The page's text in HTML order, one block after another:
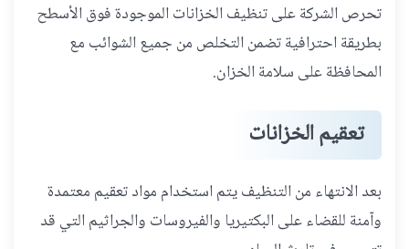
تحرص الشركة على تنظيف الخزانات الموجودة فوق الأسطح
بطريقة احترافية تضمن التخلص من جميع الشوائب مع
المحافظة على سلامة الخزان.
تعقيم الخزانات
بعد الانتهاء من التنظيف يتم استخدام مواد تعقيم معتمدة
وآمنة للقضاء على البكتيريا والفيروسات والجراثيم التي قد